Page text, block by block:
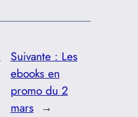
Suivante : Les
ebooks en
promo du 2
mars →